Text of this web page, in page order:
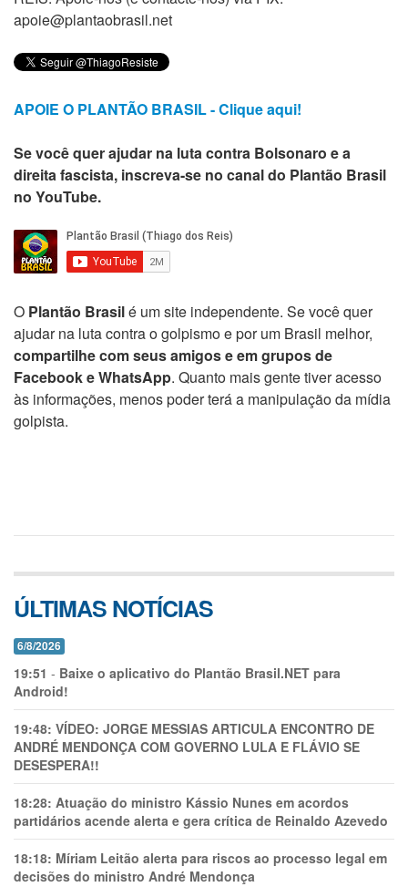
apoie@plantaobrasil.net
APOIE O PLANTÃO BRASIL - Clique aqui!
Se você quer ajudar na luta contra Bolsonaro e a
direita fascista, inscreva-se no canal do Plantão Brasil
no YouTube.
O Plantão Brasilé um site independente. Se você quer
ajudar na luta contra o golpismo e por um Brasil melhor,
compartilhe com seus amigos e em grupos de
Facebook e WhatsApp. Quanto mais gente tiver acesso
às informações, menos poder terá a manipulação da mídia
golpista.
ÚLTIMAS NOTÍCIAS
6/8/2026
19:51 - Baixe o aplicativo do Plantão Brasil.NET para
Android!
19:48: VÍDEO: JORGE MESSIAS ARTICULA ENCONTRO DE
ANDRÉ MENDONÇA COM GOVERNO LULA E FLÁVIO SE
DESESPERA!!
18:28: Atuação do ministro Kássio Nunes em acordos
partidários acende alerta e gera crítica de Reinaldo Azevedo
18:18: Míriam Leitão alerta para riscos ao processo legal em
decisões do ministro André Mendonça